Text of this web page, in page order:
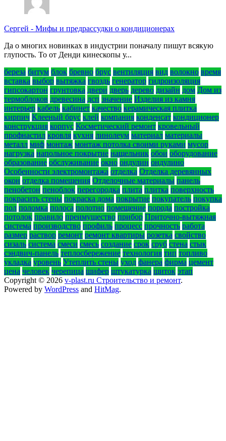
Сергей - Мифы и предрассудки о кондиционерах
Да о многих новинках в индустрии поначалу пишут всякую
глупость. То от Денди кинескопы у...
береза битум блок бревно брус вентиляция вид волокно время
вставка выбор вытяжка гвоздь генератор гидроизоляция
гипсокартон грунтовка двери дверь дерево дизайн дом Дом из
термоблоков древесина дсп значение Изделия из камня
интерьер кабель кабинет качество керамическая плитка
кирпич Клееный брус клей компания конденсат кондиционер
конструкция корпус Косметический ремонт кровельный
профнастил кровля кухня линолеум материал материалы
металл миф монтаж монтаж потолка своими руками мусор
нагрузка напольное покрытие нащельник обои оборудование
образование обслуживание окно ондулин ондулино
Особенности электромонтажа отделка Отделка деревянных
окон отделка помещения Отделочные материалы панель
пенобетон пеноблок перегородка плита плитка поверхность
покрасить стены покраска дома покрытие покупатель покупка
пол поломка полоса полотно помещение порода постройка
потолок правило преимущество прибор Приточно-вытяжная
система производство профиль процесс прочность работа
размер раствор ремонт ремонт квартиры розетка свойство
сизаль система смеси смесь создание срок сруб стена стык
сэндвич-панель теплосбережение технология тип топливо
укладка уровень Утеплить стены уход фанера фирма цемент
цена человек черепица шифер штукатурка щиток этап
Copyright © 2026 v-plast.ru Строительство и ремонт.
Powered by WordPress and HitMag.